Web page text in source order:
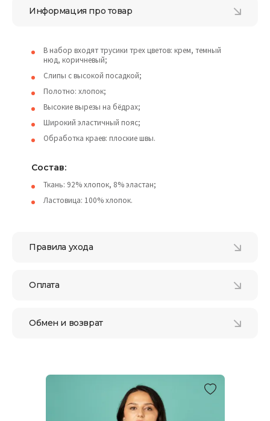
Информация про товар
В набор входят трусики трех цветов: крем, темный
нюд, коричневый;
Слипы с высокой посадкой;
Полотно: хлопок;
Высокие вырезы на бёдрах;
Широкий эластичный пояс;
Обработка краев: плоские швы.
Состав:
Ткань: 92% хлопок, 8% эластан;
Ластовица: 100% хлопок.
Правила ухода
Оплата
Обмен и возврат